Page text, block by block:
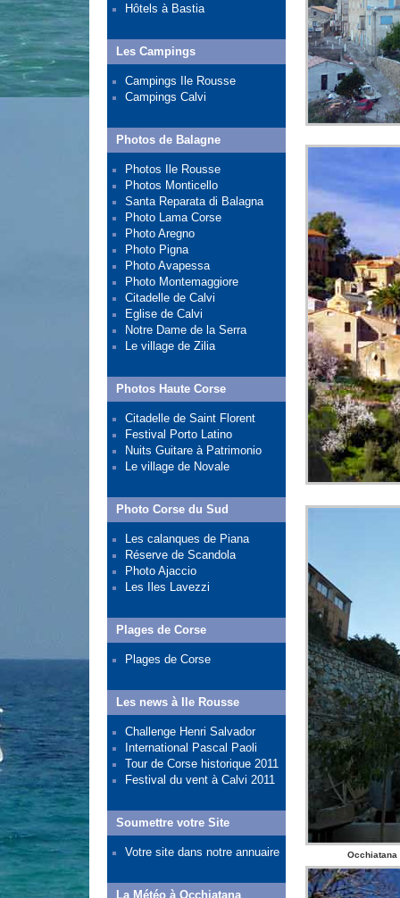
Hôtels à Bastia
Les Campings
Campings Ile Rousse
Campings Calvi
Photos de Balagne
Photos Ile Rousse
Photos Monticello
Santa Reparata di Balagna
Photo Lama Corse
Photo Aregno
Photo Pigna
Photo Avapessa
Photo Montemaggiore
Citadelle de Calvi
Eglise de Calvi
Notre Dame de la Serra
Le village de Zilia
Photos Haute Corse
Citadelle de Saint Florent
Festival Porto Latino
Nuits Guitare à Patrimonio
Le village de Novale
Photo Corse du Sud
Les calanques de Piana
Réserve de Scandola
Photo Ajaccio
Les Iles Lavezzi
Plages de Corse
Plages de Corse
Les news à Ile Rousse
Challenge Henri Salvador
International Pascal Paoli
Tour de Corse historique 2011
Festival du vent à Calvi 2011
Soumettre votre Site
Votre site dans notre annuaire
La Météo à Occhiatana